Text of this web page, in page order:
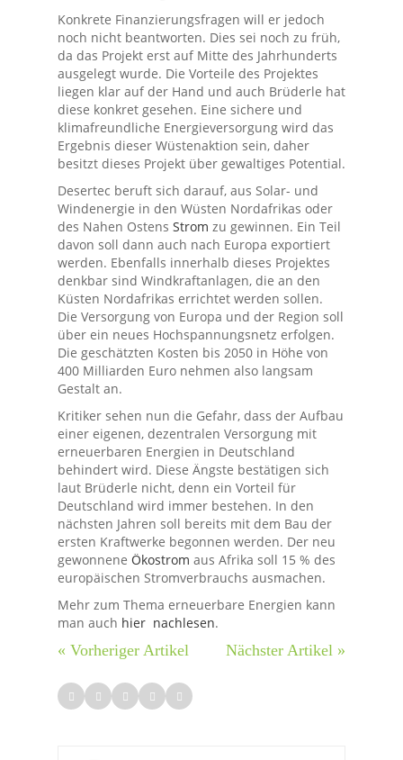
Konkrete Finanzierungsfragen will er jedoch
noch nicht beantworten. Dies sei noch zu früh,
da das Projekt erst auf Mitte des Jahrhunderts
ausgelegt wurde. Die Vorteile des Projektes
liegen klar auf der Hand und auch Brüderle hat
diese konkret gesehen. Eine sichere und
klimafreundliche Energieversorgung wird das
Ergebnis dieser Wüstenaktion sein, daher
besitzt dieses Projekt über gewaltiges Potential.
Desertec beruft sich darauf, aus Solar- und
Windenergie in den Wüsten Nordafrikas oder
des Nahen Ostens Strom zu gewinnen. Ein Teil
davon soll dann auch nach Europa exportiert
werden. Ebenfalls innerhalb dieses Projektes
denkbar sind Windkraftanlagen, die an den
Küsten Nordafrikas errichtet werden sollen.
Die Versorgung von Europa und der Region soll
über ein neues Hochspannungsnetz erfolgen.
Die geschätzten Kosten bis 2050 in Höhe von
400 Milliarden Euro nehmen also langsam
Gestalt an.
Kritiker sehen nun die Gefahr, dass der Aufbau
einer eigenen, dezentralen Versorgung mit
erneuerbaren Energien in Deutschland
behindert wird. Diese Ängste bestätigen sich
laut Brüderle nicht, denn ein Vorteil für
Deutschland wird immer bestehen. In den
nächsten Jahren soll bereits mit dem Bau der
ersten Kraftwerke begonnen werden. Der neu
gewonnene Ökostrom aus Afrika soll 15 % des
europäischen Stromverbrauchs ausmachen.
Mehr zum Thema erneuerbare Energien kann
man auch hier nachlesen.
« Vorheriger Artikel Nächster Artikel »